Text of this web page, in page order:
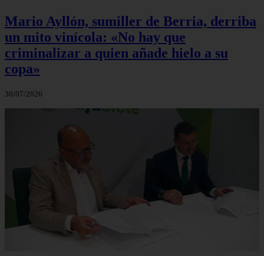
Mario Ayllón, sumiller de Berria, derriba
un mito vinícola: «No hay que
criminalizar a quien añade hielo a su
copa»
30/07/2026